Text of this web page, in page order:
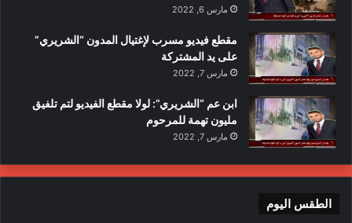
مارس 6, 2022
مقطع فيديو مسرب لإغتيال المدون “الشريري”
على يد المشتركة
مارس 7, 2022
ابن عم “الشريري”: لولا مقطع الفيديو لتم تلفيق
مليون تهمة للمرحوم
مارس 7, 2022
الطقس اليوم